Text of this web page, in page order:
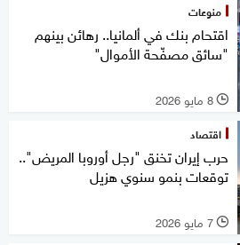
منوعات
اقتحام بنك في ألمانيا.. رهائن بينهم
"سائق مصفّحة الأموال"
l 8 مايو 2026
اقتصاد
حرب إيران تخنق "رجل أوروبا المريض"..
توقعات بنمو سنوي هزيل
l 7 مايو 2026